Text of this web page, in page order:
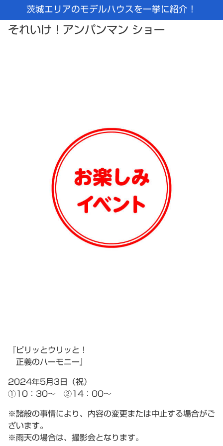
茨城エリアのモデルハウスを一挙に紹介！
それいけ！アンパンマン ショー
『ピリッとウリッと！
正義のハーモニー』
2024年5月3日（祝）
①10：30～ ②14：00～
※諸般の事情により、内容の変更または中止する場合がご
ざいます。
※雨天の場合は、撮影会となります。